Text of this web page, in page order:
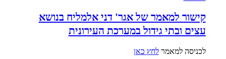
קישור למאמר של אגר' דני אלמליח בנושא
עצים ובתי גידול במערכת העירונית
לכניסה למאמרלחץ כאן